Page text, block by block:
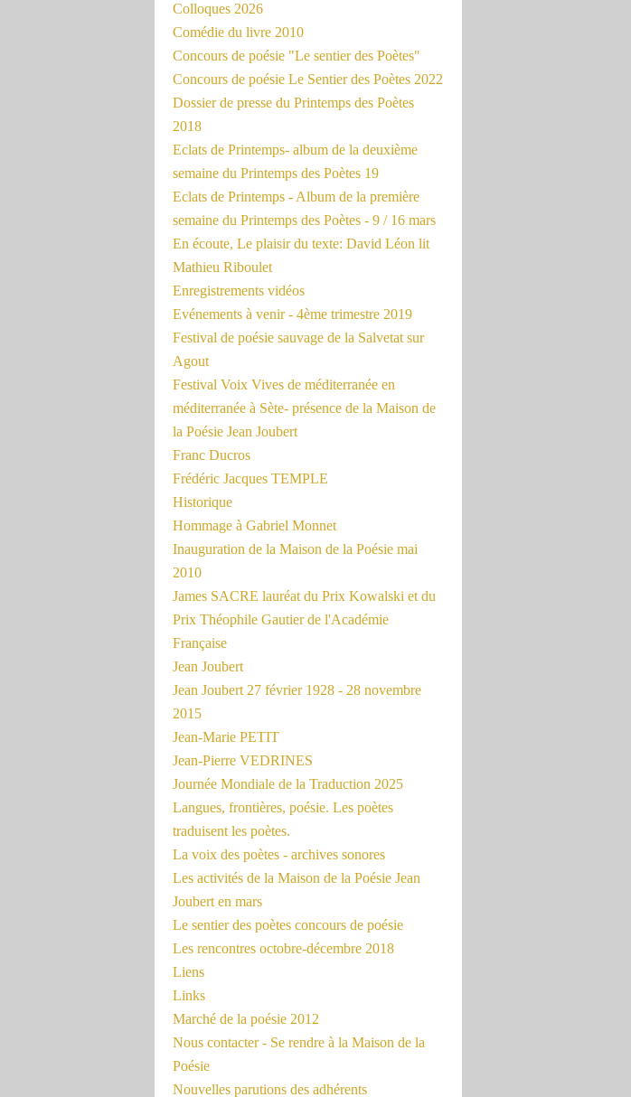
Colloques 2026
Comédie du livre 2010
Concours de poésie "Le sentier des Poètes"
Concours de poésie Le Sentier des Poètes 2022
Dossier de presse du Printemps des Poètes
2018
Eclats de Printemps- album de la deuxième
semaine du Printemps des Poètes 19
Eclats de Printemps - Album de la première
semaine du Printemps des Poètes - 9 / 16 mars
En écoute, Le plaisir du texte: David Léon lit
Mathieu Riboulet
Enregistrements vidéos
Evénements à venir - 4ème trimestre 2019
Festival de poésie sauvage de la Salvetat sur
Agout
Festival Voix Vives de méditerranée en
méditerranée à Sète- présence de la Maison de
la Poésie Jean Joubert
Franc Ducros
Frédéric Jacques TEMPLE
Historique
Hommage à Gabriel Monnet
Inauguration de la Maison de la Poésie mai
2010
James SACRE lauréat du Prix Kowalski et du
Prix Théophile Gautier de l'Académie
Française
Jean Joubert
Jean Joubert 27 février 1928 - 28 novembre
2015
Jean-Marie PETIT
Jean-Pierre VEDRINES
Journée Mondiale de la Traduction 2025
Langues, frontières, poésie. Les poètes
traduisent les poètes.
La voix des poètes - archives sonores
Les activités de la Maison de la Poésie Jean
Joubert en mars
Le sentier des poètes concours de poésie
Les rencontres octobre-décembre 2018
Liens
Links
Marché de la poésie 2012
Nous contacter - Se rendre à la Maison de la
Poésie
Nouvelles parutions des adhérents